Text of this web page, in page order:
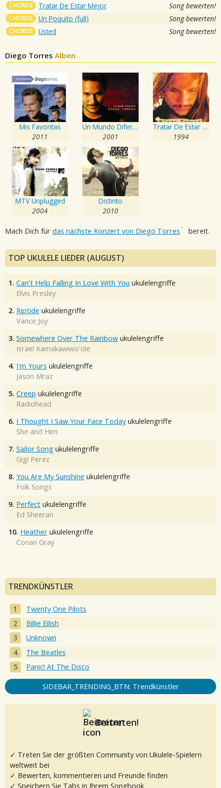
CHORDS Tratar De Estar Mejor Song bewerten!
CHORDS Un Poquito (full) Song bewerten!
CHORDS Usted Song bewerten!
Diego Torres Alben
Mis Favoritas
2011
Un Mundo Diferente
2001
Tratar De Estar Mejor
1994
MTV Unplugged
2004
Distinto
2010
Mach Dich für das nächste Konzert von Diego Torres bereit.
TOP UKULELE LIEDER (AUGUST)
1. Can't Help Falling In Love With You ukulelengriffe
Elvis Presley
2. Riptide ukulelengriffe
Vance Joy
3. Somewhere Over The Rainbow ukulelengriffe
Israel Kamakawiwo'ole
4. I'm Yours ukulelengriffe
Jason Mraz
5. Creep ukulelengriffe
Radiohead
6. I Thought I Saw Your Face Today ukulelengriffe
She and Him
7. Sailor Song ukulelengriffe
Gigi Perez
8. You Are My Sunshine ukulelengriffe
Folk Songs
9. Perfect ukulelengriffe
Ed Sheeran
10. Heather ukulelengriffe
Conan Gray
TRENDKÜNSTLER
Twenty One Pilots
Billie Eilish
Unknown
The Beatles
Panic! At The Disco
SIDEBAR_TRENDING_BTN: Trendkünstler
Beitreten!
✓ Treten Sie der größten Community von Ukulele-Spielern
weltweit bei
✓ Bewerten, kommentieren und Freunde finden
✓ Speichern Sie Tabs in Ihrem Songbook